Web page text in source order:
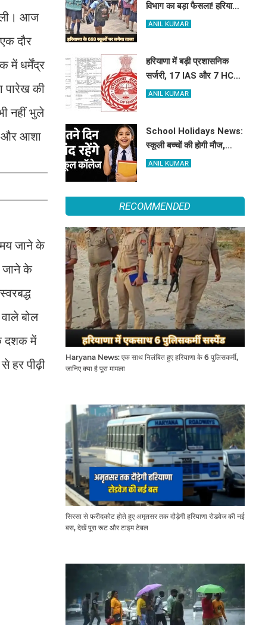
ली। आज
दौर
में धर्मेंद्र
पारेख की
नहीं भुले
और आशा
जाने के
जाने के
बोल
दशक में
हर पीढ़ी
विभाग का बड़ा फैसला! हरियाणा
में बंद होंगे 693 स्कूल, जाने क्या
ANIL KUMAR
हरियाणा में बड़ी प्रशासनिक
सर्जरी, 17 IAS और 7 HCS
अधिकारियों का हुआ तबादला,
ANIL KUMAR
School Holidays News:
स्कूली बच्चों की होगी मौज,
हरियाणा में इतने दिन बंद रहेंगे
ANIL KUMAR
RECOMMENDED
Haryana News: एक साथ निलंबित हुए हरियाणा के 6 पुलिसकर्मी,
जानिए क्या है पूरा मामला
सिरसा से फरीदकोट होते हुए अमृतसर तक दौड़ेगी हरियाणा रोडवेज की नई
बस, देखें पूरा रूट और टाइम टेबल